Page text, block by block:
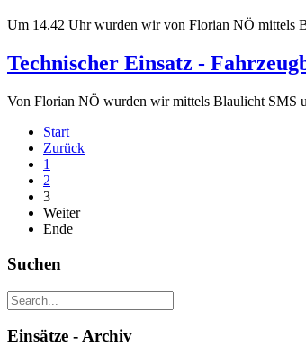
Um 14.42 Uhr wurden wir von Florian NÖ mittels
Technischer Einsatz -
Von Florian NÖ wurden wir mittels Blaulicht SMS
Start
Zurück
1
2
3
Weiter
Ende
Suchen
Einsätze - Archiv